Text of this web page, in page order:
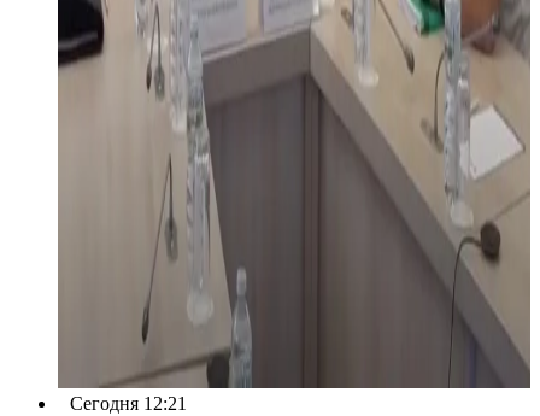
Сегодня 12:21